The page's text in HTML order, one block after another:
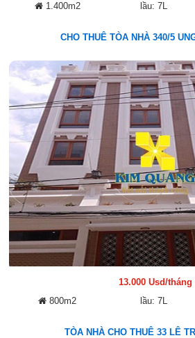
1.400m2
lầu: 7L
CHO THUÊ TÒA NHÀ 340/5
13.000 Usd/tháng
800m2
lầu: 7L
TÒA NHÀ CHO THUÊ 33 LÊ